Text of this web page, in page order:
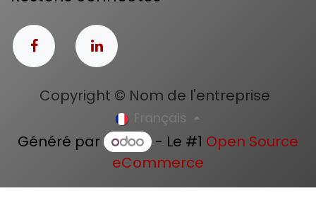
Copyright © Nom de l'entreprise
Français
Généré par - Le #1 Open Source
eCommerce